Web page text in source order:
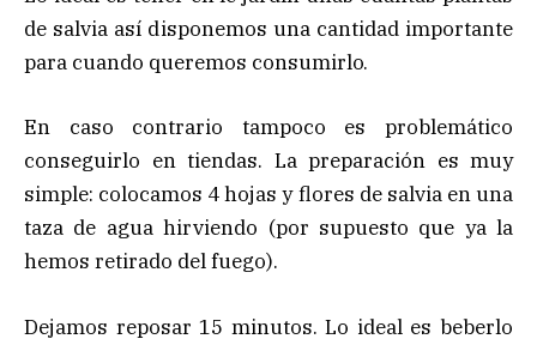
de salvia así disponemos una cantidad importante
para cuando queremos consumirlo.
En caso contrario tampoco es problemático
conseguirlo en tiendas. La preparación es muy
simple: colocamos 4 hojas y flores de salvia en una
taza de agua hirviendo (por supuesto que ya la
hemos retirado del fuego).
Dejamos reposar 15 minutos. Lo ideal es beberlo